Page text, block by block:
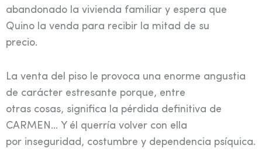
abandonado la vivienda familiar y espera que
Quino la venda para recibir la mitad de su
precio.
La venta del piso le provoca una enorme angustia
de carácter estresante porque, entre
otras cosas, significa la pérdida definitiva de
CARMEN… Y él querría volver con ella
por inseguridad, costumbre y dependencia psíquica.